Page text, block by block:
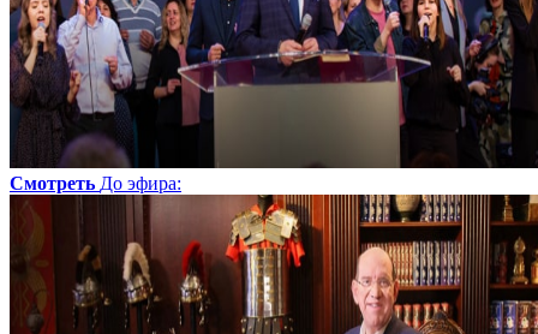
Смотреть До эфира: